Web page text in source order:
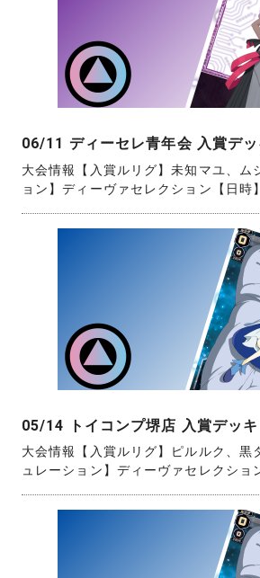
06/11 ディーセレ青年会 入賞デッ
大会情報【入賞ルリグ】未知マユ、ム
ョン】ディーヴァセレクション【日時
05/14 トイコンプ堺店 入賞デッキ
大会情報【入賞ルリグ】ピルルク、黒
ュレーション】ディーヴァセレクショ